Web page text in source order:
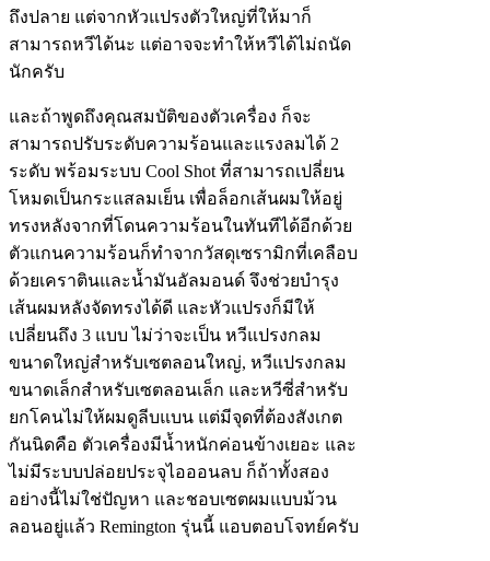
ถึงปลาย แต่จากหัวแปรงตัวใหญ่ที่ให้มาก็
สามารถหวีได้นะ แต่อาจจะทำให้หวีได้ไม่ถนัด
นักครับ
และถ้าพูดถึงคุณสมบัติของตัวเครื่อง ก็จะ
สามารถปรับระดับความร้อนและแรงลมได้ 2
ระดับ พร้อมระบบ Cool Shot ที่สามารถเปลี่ยน
โหมดเป็นกระแสลมเย็น เพื่อล็อกเส้นผมให้อยู่
ทรงหลังจากที่โดนความร้อนในทันทีได้อีกด้วย
ตัวแกนความร้อนก็ทำจากวัสดุเซรามิกที่เคลือบ
ด้วยเคราตินและน้ำมันอัลมอนด์ จึงช่วยบำรุง
เส้นผมหลังจัดทรงได้ดี และหัวแปรงก็มีให้
เปลี่ยนถึง 3 แบบ ไม่ว่าจะเป็น หวีแปรงกลม
ขนาดใหญ่สำหรับเซตลอนใหญ่, หวีแปรงกลม
ขนาดเล็กสำหรับเซตลอนเล็ก และหวีซี่สำหรับ
ยกโคนไม่ให้ผมดูลีบแบน แต่มีจุดที่ต้องสังเกต
กันนิดคือ ตัวเครื่องมีน้ำหนักค่อนข้างเยอะ และ
ไม่มีระบบปล่อยประจุไอออนลบ ก็ถ้าทั้งสอง
อย่างนี้ไม่ใช่ปัญหา และชอบเซตผมแบบม้วน
ลอนอยู่แล้ว Remington รุ่นนี้ แอบตอบโจทย์ครับ